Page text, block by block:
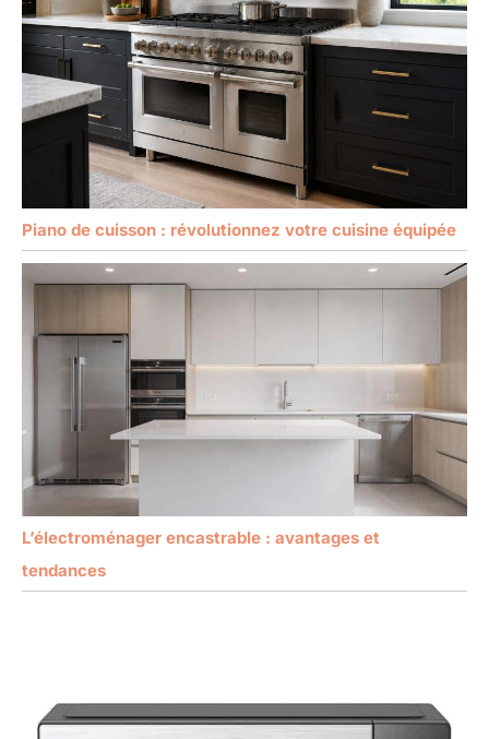
Piano de cuisson : révolutionnez votre cuisine équipée
L’électroménager encastrable : avantages et
tendances